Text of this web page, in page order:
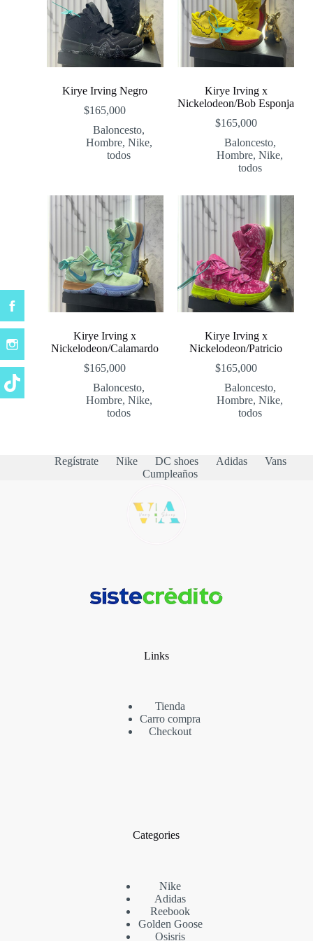
Kirye Irving Negro
$165,000
Baloncesto,
Hombre, Nike,
todos
Kirye Irving x
Nickelodeon/Bob Esponja
$165,000
Baloncesto,
Hombre,Nike,
todos
Kirye Irving x
Nickelodeon/Calamardo
$165,000
Baloncesto,
Hombre, Nike,
todos
Kirye Irving x
Nickelodeon/Patricio
$165,000
Baloncesto,
Hombre,Nike,
todos
Regístrate Nike DC shoes Adidas
Vans
Cumpleaños
Links
Tienda
Carro compra
Checkout
Categories
Nike
Adidas
Reebook
Golden Goose
Osisris